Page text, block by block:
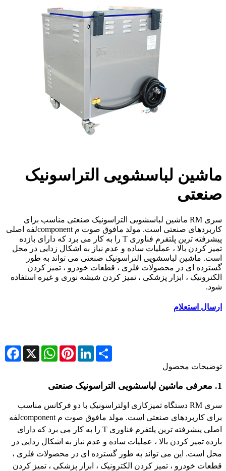
ماشین لباسشویی التراسونیک
صنعتی
سری RM ماشین لباسشویی التراسونیک صنعتی مناسب برای
کاربردهای صنعتی است. مولد مافوق صوت م componentلفه اصلی
پیشرفته ترین پلتفرم فناوری T را به کار می برد که دارای بازده
تمیز کردن بالا ، عملیات ساده و عدم نیاز به اشکال زدایی در محل
است. ماشین لباسشویی التراسونیک صنعتی می تواند به طور
گسترده ای در محصولات فلزی ، قطعات خودرو ، تمیز کردن
الکترونیک ، ابزار پزشکی ، تمیز کردن شیشه نوری و غیره استفاده
شود.
ارسال استعلام
X
WhatsAppPinterestLinkedIn Share
توضیحات محصول
1. معرفی ماشین لباسشویی التراسونیک صنعتی
سری RM دستگاه تمیزکاری اولتراسونیک با دو فرکانس مناسب
برای کاربردهای صنعتی است. مولد مافوق صوت م componentلفه
اصلی پیشرفته ترین پلتفرم فناوری T را به کار می برد که دارای
بازده تمیز کردن بالا ، عملیات ساده و عدم نیاز به اشکال زدایی در
محل است. این می تواند به طور گسترده ای در محصولات فلزی ،
قطعات خودرو ، تمیز کردن الکترونیک ، ابزار پزشکی ، تمیز کردن